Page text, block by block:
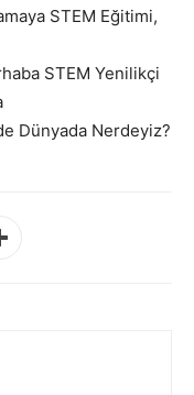
STEM Eğitimi,
STEM Yenilikçi
Dünyada Nerdeyiz?